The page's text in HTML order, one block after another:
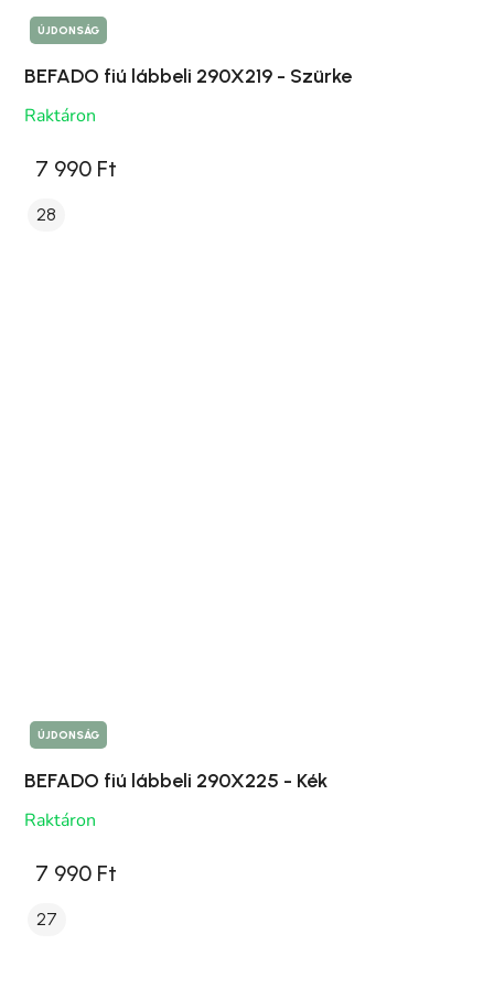
ÚJDONSÁG
BEFADO fiú lábbeli 290X219 - Szürke
Raktáron
7 990 Ft
28
ÚJDONSÁG
BEFADO fiú lábbeli 290X225 - Kék
Raktáron
7 990 Ft
27